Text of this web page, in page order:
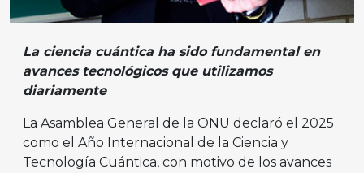
La ciencia cuántica ha sido fundamental en
avances tecnológicos que utilizamos
diariamente
La Asamblea General de la ONU declaró el 2025
como el Año Internacional de la Ciencia y
Tecnología Cuántica, con motivo de los avances